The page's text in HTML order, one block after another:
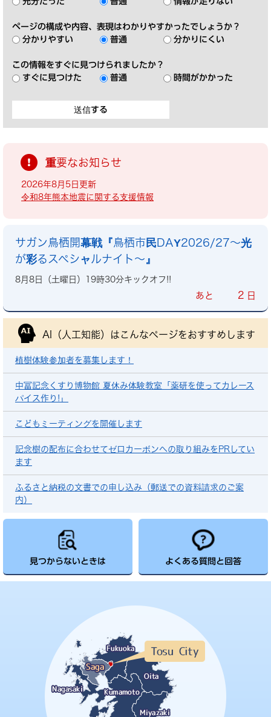
ページの構成や内容、表現はわかりやすかったでしょうか？
分かりやすい
普通 分かりにくい
この情報をすぐに見つけられましたか？
すぐに見つけた
普通 時間がかかった
重要なお知らせ
2026年8月5日更新
令和8年熊本地震に関する支援情報
サガン鳥栖開幕戦『鳥栖市民DAY2026/27～光
が彩るスペシャルナイト～』
8月8日（土曜日）19時30分キックオフ!!
あと 2 日
AI（人工知能）は こんなページをおすすめします
植樹体験参加者を募集します！
中冨記念くすり博物館 夏休み体験教室「薬研を使ってカレース
パイス作り!」
こどもミーティングを開催します
記念樹の配布に合わせてゼロカーボンへの取り組みをPRしてい
ます
ふるさと納税の文書での申し込み（郵送での資料請求のご案
内）
見つからないときは よくある質問と回答